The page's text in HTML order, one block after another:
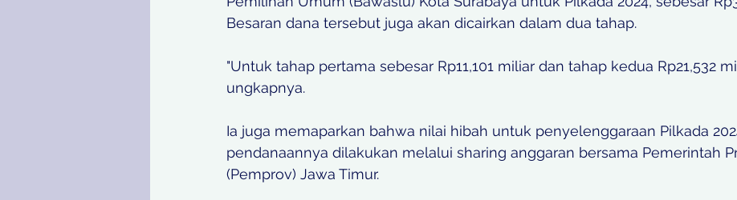
Besaran dana tersebut juga akan dicairkan dalam dua tahap.
"Untuk tahap pertama sebesar Rp11,101 miliar dan tahap kedua Rp21,532
ungkapnya.
Ia juga memaparkan bahwa nilai hibah untuk penyelenggaraan Pilkada
pendanaannya dilakukan melalui sharing anggaran bersama Pemerintah
(Pemprov) Jawa Timur.